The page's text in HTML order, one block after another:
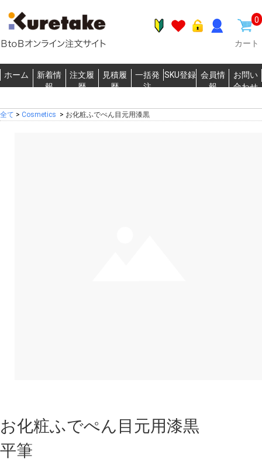
0
カート
ホーム
新着情
報
注文履
歴
見積履
歴
一括発
注
SKU登録 会員情
報
お問い
合わせ
全て > Cosmetics > お化粧ふでぺん目元用漆黒
お化粧ふでぺん目元用漆黒
平筆